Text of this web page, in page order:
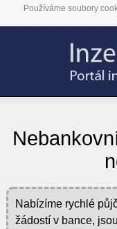
Používáme soubory
Nabízíme rychlé
žádostí v bance,